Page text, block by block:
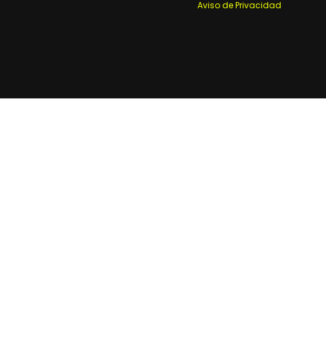
Aviso de Privacidad